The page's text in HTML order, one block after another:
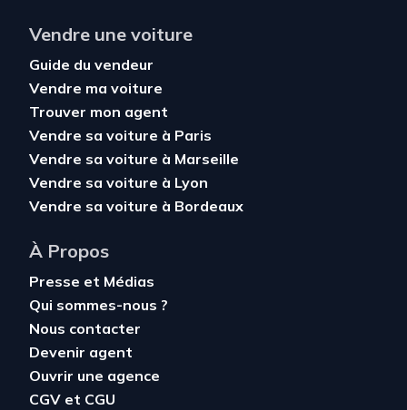
Vendre une voiture
Guide du vendeur
Vendre ma voiture
Trouver mon agent
Vendre sa voiture à Paris
Vendre sa voiture à Marseille
Vendre sa voiture à Lyon
Vendre sa voiture à Bordeaux
À Propos
Presse et Médias
Qui sommes-nous ?
Nous contacter
Devenir agent
Ouvrir une agence
CGV et CGU